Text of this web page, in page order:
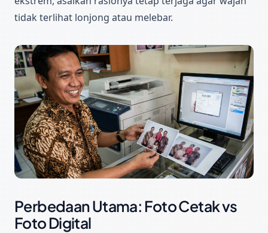
tidak terlihat lonjong atau melebar.
Perbedaan Utama: Foto Cetak vs
Foto Digital